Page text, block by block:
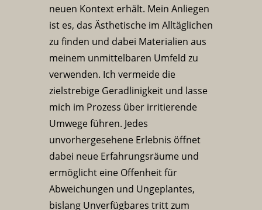
neuen Kontext erhält. Mein Anliegen
ist es, das Ästhetische im Alltäglichen
zu finden und dabei Materialien aus
meinem unmittelbaren Umfeld zu
verwenden. Ich vermeide die
zielstrebige Geradlinigkeit und lasse
mich im Prozess über irritierende
Umwege führen. Jedes
unvorhergesehene Erlebnis öffnet
dabei neue Erfahrungsräume und
ermöglicht eine Offenheit für
Abweichungen und Ungeplantes,
bislang Unverfügbares tritt zum